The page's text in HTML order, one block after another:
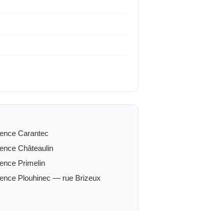
Carantec
Châteaulin
Primelin
Plouhinec — rue Brizeux